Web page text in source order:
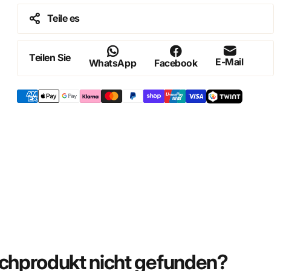
Teile es
Teilen Sie WhatsApp Facebook E-Mail
nicht gefunden?